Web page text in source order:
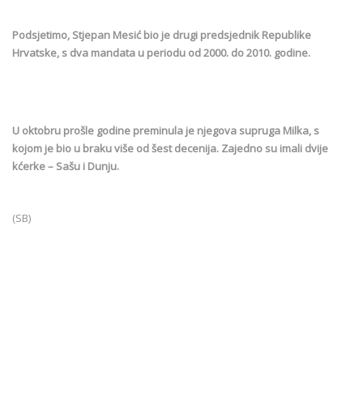
Podsjetimo, Stjepan Mesić bio je drugi predsjednik Republike
Hrvatske, s dva mandata u periodu od 2000. do 2010. godine.
U oktobru prošle godine preminula je njegova supruga Milka, s
kojom je bio u braku više od šest decenija. Zajedno su imali dvije
kćerke – Sašu i Dunju.
(SB)